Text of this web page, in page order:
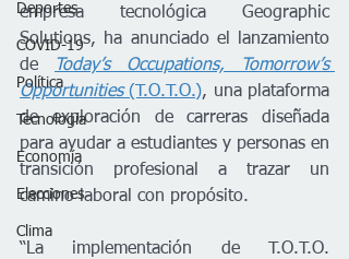
Deportes
COVID-19
Política
Tecnología
Economía
Elecciones
Clima
empresa tecnológica Geographic
Solutions, ha anunciado el lanzamiento
de
Today’s Occupations, Tomorrow’s
Opportunities (T.O.T.O.), una plataforma
de exploración de carreras diseñada
para ayudar a estudiantes y personas en
transición profesional a trazar un
camino laboral con propósito.
“La implementación de T.O.T.O.